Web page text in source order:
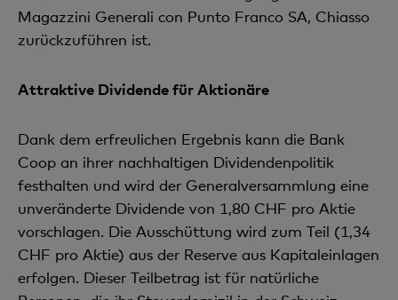
Magazzini Generali con Punto Franco SA, Chiasso
zurückzuführen ist.
Attraktive Dividende für Aktionäre
Dank dem erfreulichen Ergebnis kann die Bank
Coop an ihrer nachhaltigen Dividendenpolitik
festhalten und wird der Generalversammlung eine
unveränderte Dividende von 1,80 CHF pro Aktie
vorschlagen. Die Ausschüttung wird zum Teil (1,34
CHF pro Aktie) aus der Reserve aus Kapitaleinlagen
erfolgen. Dieser Teilbetrag ist für natürliche